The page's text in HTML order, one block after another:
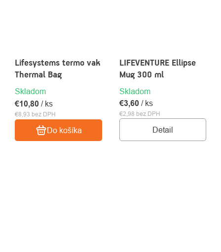
Lifesystems termo vak
Thermal Bag
Skladom
€8,93 bez DPH
€10,80 / ks
Do košíka
LIFEVENTURE Ellipse
Mug 300 ml
Skladom
€2,98 bez DPH
€3,60 / ks
Detail